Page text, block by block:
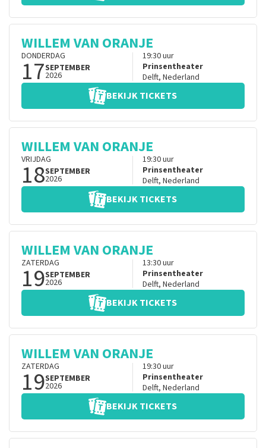
WILLEM VAN ORANJE
DONDERDAG
17SEPTEMBER
2026
19:30uur
Prinsentheater
Delft, Nederland
BEKIJK TICKETS
WILLEM VAN ORANJE
VRIJDAG
18SEPTEMBER
2026
19:30uur
Prinsentheater
Delft, Nederland
BEKIJK TICKETS
WILLEM VAN ORANJE
ZATERDAG
19SEPTEMBER
2026
13:30uur
Prinsentheater
Delft, Nederland
BEKIJK TICKETS
WILLEM VAN ORANJE
ZATERDAG
19SEPTEMBER
2026
19:30uur
Prinsentheater
Delft, Nederland
BEKIJK TICKETS